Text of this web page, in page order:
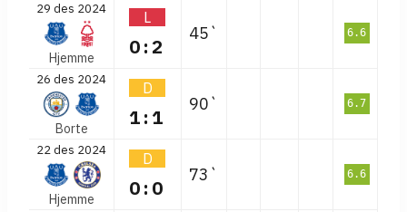
29 des 2024
Hjemme
L
0:2
45` 6.6
26 des 2024
Borte
D
1:1
90` 6.7
22 des 2024
Hjemme
D
0:0
73` 6.6